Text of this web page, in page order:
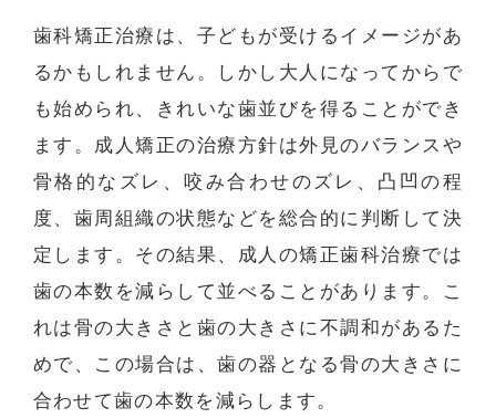
歯科矯正治療は、子どもが受けるイメージがあ
るかもしれません。しかし大人になってからで
も始められ、きれいな歯並びを得ることができ
ます。成人矯正の治療方針は外見のバランスや
骨格的なズレ、咬み合わせのズレ、凸凹の程
度、歯周組織の状態などを総合的に判断して決
定します。その結果、成人の矯正歯科治療では
歯の本数を減らして並べることがあります。こ
れは骨の大きさと歯の大きさに不調和があるた
めで、この場合は、歯の器となる骨の大きさに
合わせて歯の本数を減らします。